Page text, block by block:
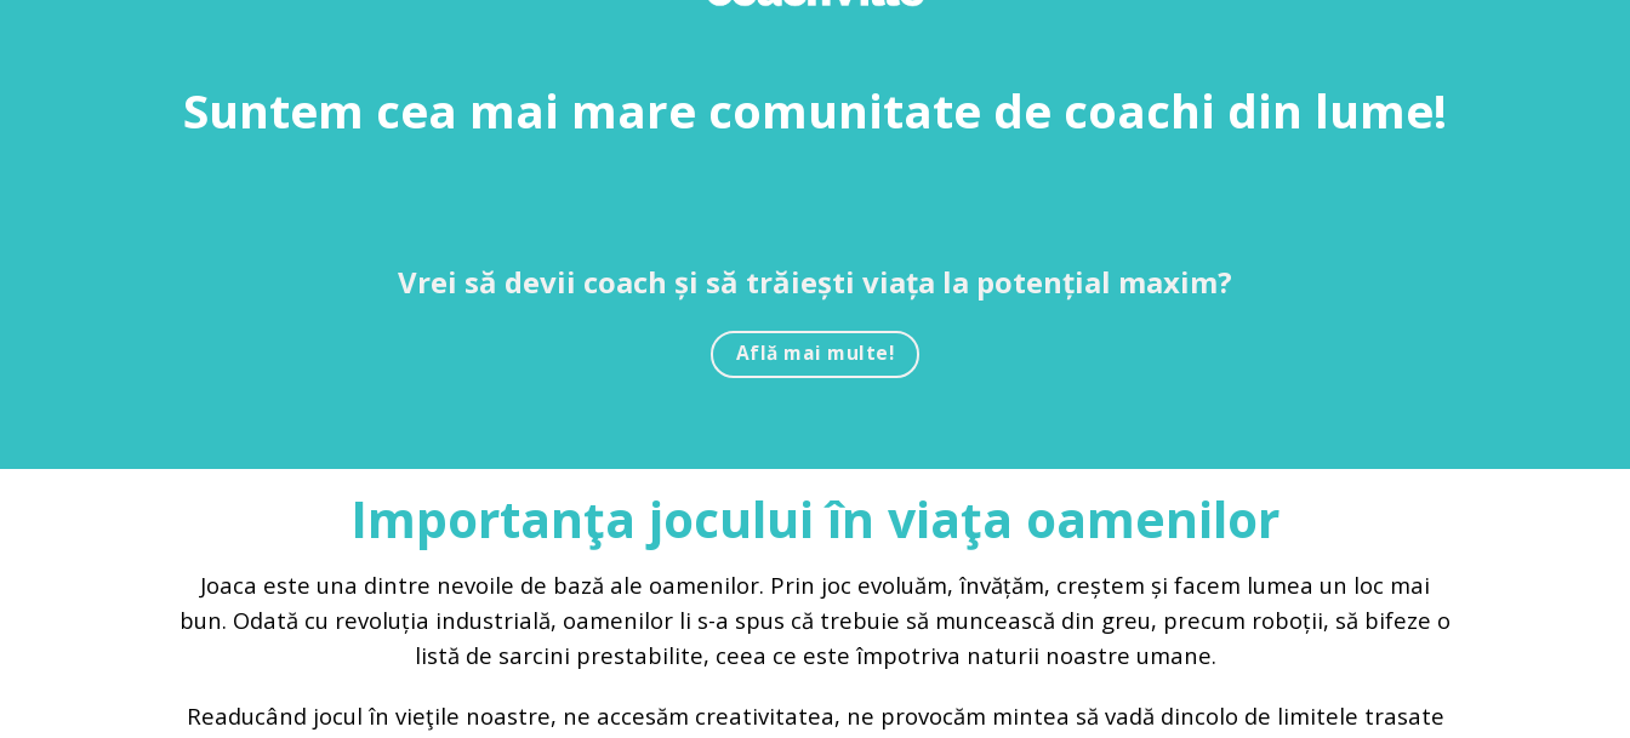
Suntem cea mai mare comunitate de coachi din lume!
Vrei să devii coach și să trăiești viața la potențial maxim?
Află mai multe!
Importanţa jocului în viaţa oamenilor
Joaca este una dintre nevoile de bază ale oamenilor. Prin joc evoluăm, învățăm, creștem și facem lumea un loc mai
bun. Odată cu revoluția industrială, oamenilor li s-a spus că trebuie să muncească din greu, precum roboții, să bifeze o
listă de sarcini prestabilite, ceea ce este împotriva naturii noastre umane.
Readucând jocul în vieţile noastre, ne accesăm creativitatea, ne provocăm mintea să vadă dincolo de limitele trasate